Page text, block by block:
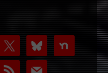
bluesky nextdoor
rss mail